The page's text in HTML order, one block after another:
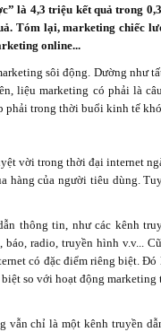
Tìm kiếm
là 4,3 triệu kết quả trong
Tóm lại, marketing chiếc
online...
sôi động. Dường như
liệu marketing có phải là
phải trong thời buổi kinh tế
vời trong thời đại internet
hàng của người tiêu dùng.
thông tin, như các kênh
radio, truyền hình v.v...
có đặc điểm riêng biệt. Đó
so với hoạt động marketing
vẫn chỉ là một kênh truyền